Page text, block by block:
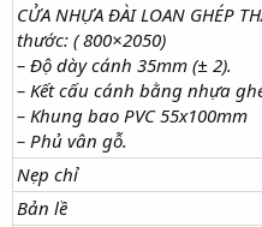
CỬA NHỰA ĐÀI LOAN GHÉP
thước: ( 800×2050)
– Độ dày cánh 35mm (± 2).
– Kết cấu cánh bằng nhựa
– Khung bao PVC 55x100mm
– Phủ vân gỗ.
Nẹp chỉ
Bản lề